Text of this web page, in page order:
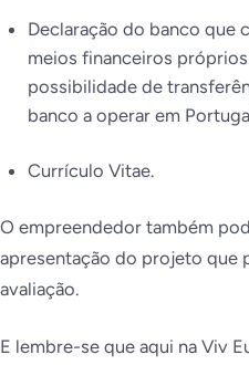
Declaração do banco que
meios financeiros
possibilidade de
banco a operar em
Currículo Vitae.
O empreendedor também
apresentação do projeto que
avaliação.
E lembre-se que aqui na Viv